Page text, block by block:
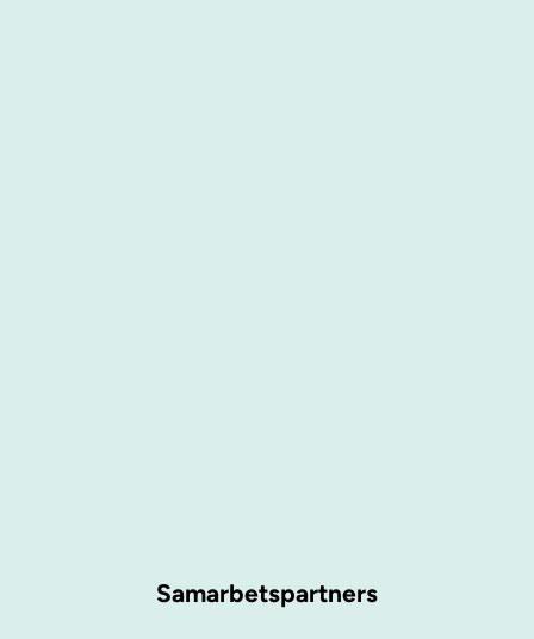
Samarbetspartners